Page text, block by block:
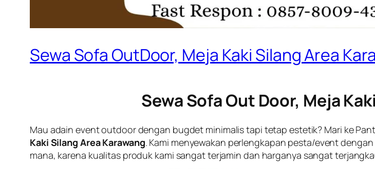
Sewa Sofa OutDoor, Meja Kaki Silang Area
Sewa Sofa Out Door, Meja
Mau adain event outdoor dengan bugdet minimalis tapi tetap estetik? Mari ke
Kaki Silang Area Karawang. Kami menyewakan perlengkapan pesta/event
mana, karena kualitas produk kami sangat terjamin dan harganya sangat